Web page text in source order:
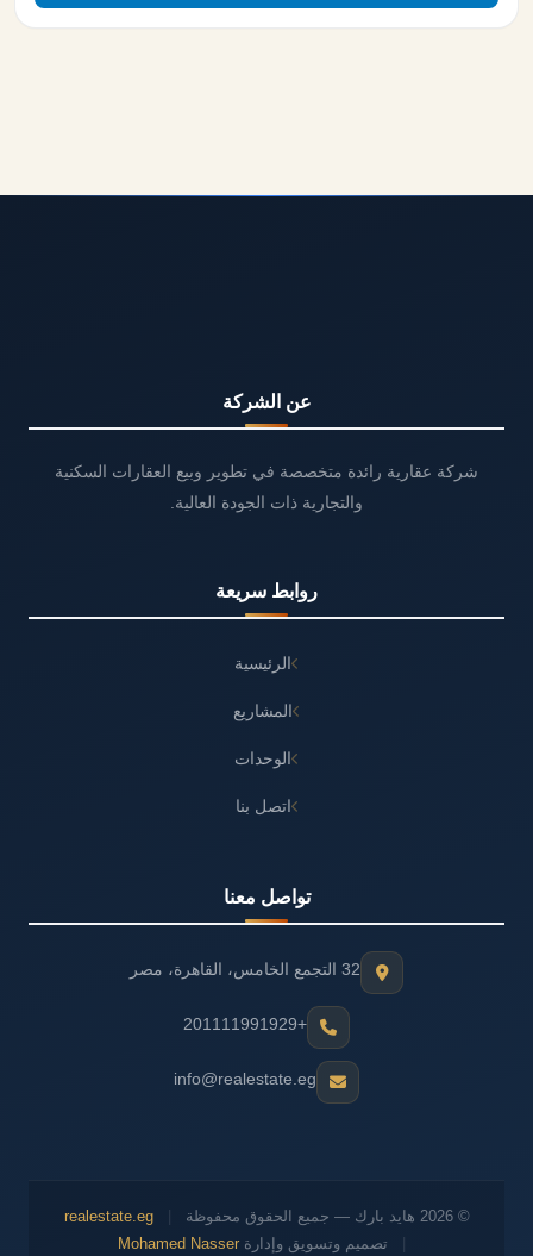
عن الشركة
شركة عقارية رائدة متخصصة في تطوير وبيع العقارات السكنية
والتجارية ذات الجودة العالية.
روابط سريعة
الرئيسية
المشاريع
الوحدات
اتصل بنا
تواصل معنا
32 التجمع الخامس، القاهرة، مصر
+201111991929
info@realestate.eg
© 2026 هايد بارك — جميع الحقوق محفوظة
realestate.eg
تصميم وتسويق وإدارة Mohamed Nasser